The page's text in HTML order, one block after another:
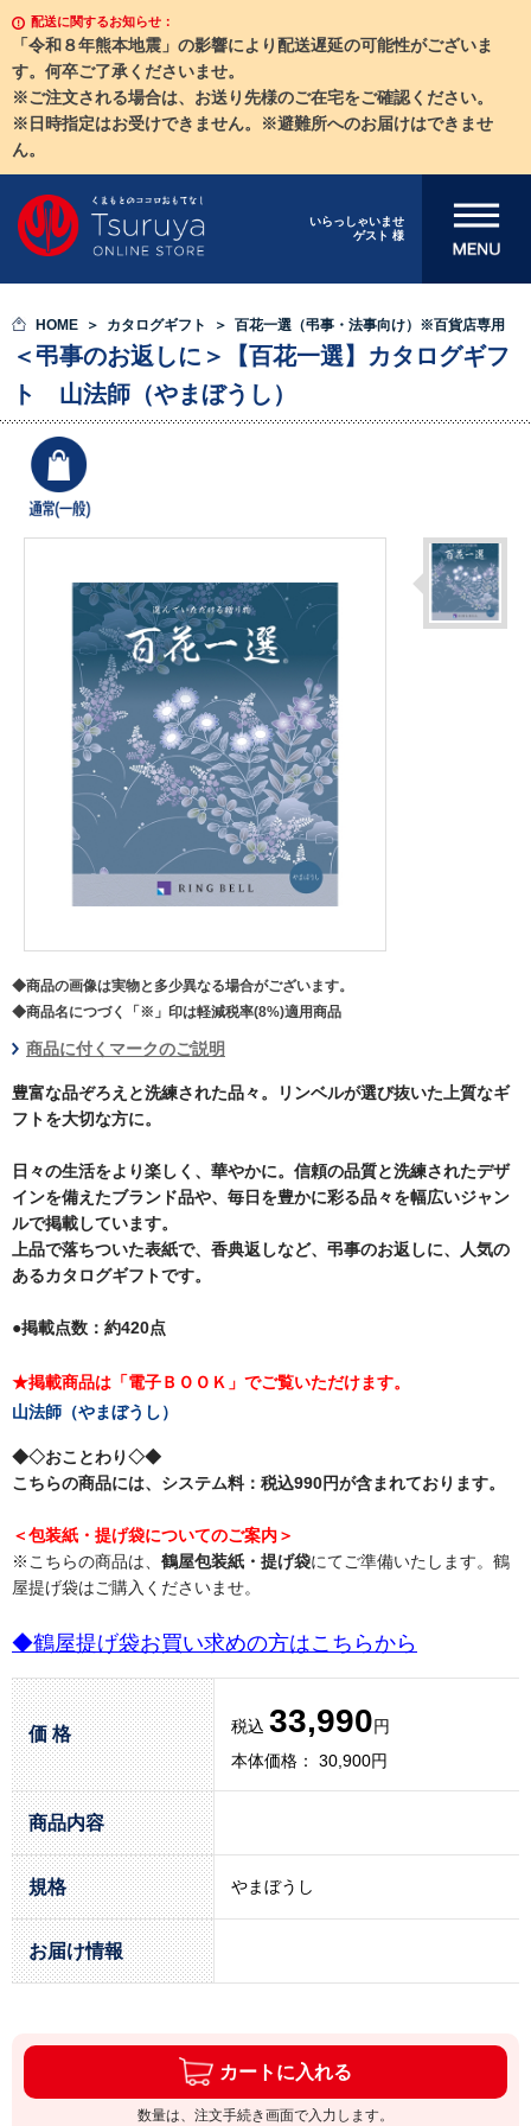
配送に関するお知らせ：
「令和８年熊本地震」の影響により配送遅延の可能性がございま
す。何卒ご了承くださいませ。
※ご注文される場合は、お送り先様のご在宅をご確認ください。
※日時指定はお受けできません。※避難所へのお届けはできませ
ん。
いらっしゃいませ
ゲスト 様
メニューを開
HOME カタログギフト 百花一選（弔事・法事向け）※百貨店専用
＜弔事のお返しに＞【百花一選】カタログギフ
ト 山法師（やまぼうし）
◆商品の画像は実物と多少異なる場合がございます。
◆商品名につづく「※」印は軽減税率(8%)適用商品
商品に付くマークのご説明
豊富な品ぞろえと洗練された品々。リンベルが選び抜いた上質なギ
フトを大切な方に。
日々の生活をより楽しく、華やかに。信頼の品質と洗練されたデザ
インを備えたブランド品や、毎日を豊かに彩る品々を幅広いジャン
ルで掲載しています。
上品で落ちついた表紙で、香典返しなど、弔事のお返しに、人気の
あるカタログギフトです。
●掲載点数：約420点
★掲載商品は「電子ＢＯＯＫ」でご覧いただけます。
山法師（やまぼうし）
◆◇おことわり◇◆
こちらの商品には、システム料：税込990円が含まれております。
＜包装紙・提げ袋についてのご案内＞
※こちらの商品は、 鶴屋包装紙・提げ袋にてご準備いたします。鶴
屋提げ袋はご購入くださいませ。
◆鶴屋提げ袋お買い求めの方はこちらから
価 格 税込 33,990円
本体価格： 30,900円
商品内容
規格 やまぼうし
お届け情報
カートに入れる
数量は、注文手続き画面で入力します。